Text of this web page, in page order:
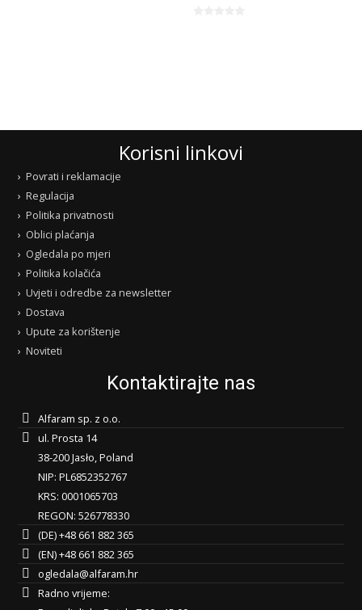
Korisni linkovi
Povrati i reklamacije
Regulacija
Politika privatnosti
Oblici plaćanja
Ogledala po mjeri
Politika kolačića
Uvjeti i odredbe za newsletter
Dostava
Upute za korištenje
Noviteti
Kontaktirajte nas
Alfaram sp. z o.o.
ul. Prosta 14
38-200 Jasło, Poland
NIP: PL6852352767
KRS: 0001065703
REGON: 526778330
(DE) +48 661 882 365
(EN) +48 661 882 365
ogledala@alfaram.hr
Radno vrijeme: